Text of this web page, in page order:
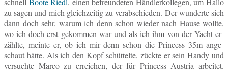
zu sagen und mich gleich­zei­tig zu ver­ab­schie­den. Der wun­der­te sich
dann doch sehr, warum ich denn schon wieder nach Hause wollte,
wo ich doch erst ge­kom­men war und als ich ihm von der Yacht er­
zähl­te, meinte er, ob ich mir denn schon die Prin­cess 35m an­ge­
schaut hätte. Als ich den Kopf schüt­tel­te, zückte er sein Handy und
ver­such­te Marco zu er­rei­chen, der für Prin­cess Aus­tria ar­bei­tet.